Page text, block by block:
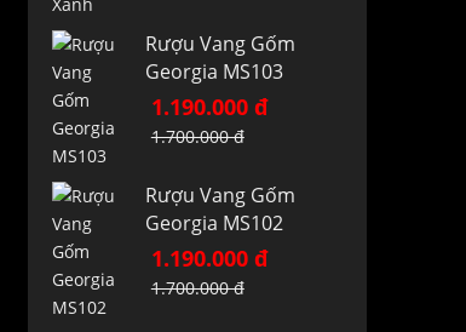
Rượu Vang Gốm
Georgia MS103
1.190.000 đ
1.700.000 đ
Rượu Vang Gốm
Georgia MS102
1.190.000 đ
1.700.000 đ